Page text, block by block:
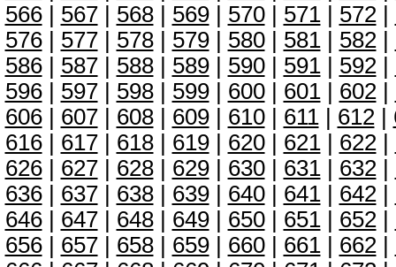
566| 567| 568| 569| 570| 571| 572|
576| 577| 578| 579| 580| 581| 582|
586| 587| 588| 589| 590| 591| 592|
596| 597| 598| 599| 600| 601| 602|
606| 607| 608| 609| 610| 611| 612|
616| 617| 618| 619| 620| 621| 622|
626| 627| 628| 629| 630| 631| 632|
636| 637| 638| 639| 640| 641| 642|
646| 647| 648| 649| 650| 651| 652|
656| 657| 658| 659| 660| 661| 662|